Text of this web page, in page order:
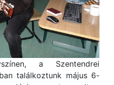
a Szentendrei
találkoztunk május 6-